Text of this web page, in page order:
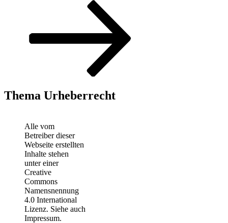
Thema Urheberrecht
Alle vom
Betreiber dieser
Webseite erstellten
Inhalte stehen
unter einer
Creative
Commons
Namensnennung
4.0 International
Lizenz. Siehe auch
Impressum.